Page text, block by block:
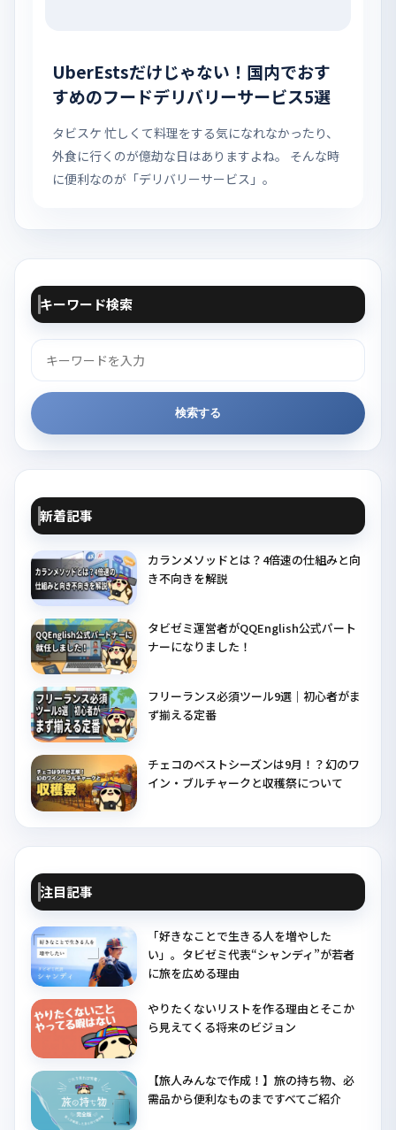
UberEstsだけじゃない！国内でおす
すめのフードデリバリーサービス5選
タビスケ 忙しくて料理をする気になれなかったり、
外食に行くのが億劫な日はありますよね。 そんな時
に便利なのが「デリバリーサービス」。
キーワード検索
検
検索する
新着記事
カランメソッドとは？4倍速の仕組みと向
き不向きを解説
タビゼミ運営者がQQEnglish公式パート
ナーになりました！
フリーランス必須ツール9選｜初心者がま
ず揃える定番
チェコのベストシーズンは9月！？幻のワ
イン・ブルチャークと収穫祭について
注目記事
「好きなことで生きる人を増やした
い」。タビゼミ代表“シャンディ”が若者
に旅を広める理由
やりたくないリストを作る理由とそこか
ら見えてくる将来のビジョン
【旅人みんなで作成！】旅の持ち物、必
需品から便利なものまですべてご紹介